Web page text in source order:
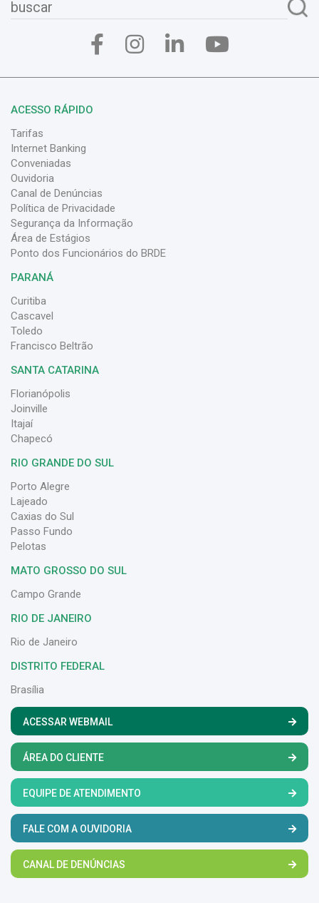
ACESSO RÁPIDO
Tarifas
Internet Banking
Conveniadas
Ouvidoria
Canal de Denúncias
Política de Privacidade
Segurança da Informação
Área de Estágios
Ponto dos Funcionários do BRDE
PARANÁ
Curitiba
Cascavel
Toledo
Francisco Beltrão
SANTA CATARINA
Florianópolis
Joinville
Itajaí
Chapecó
RIO GRANDE DO SUL
Porto Alegre
Lajeado
Caxias do Sul
Passo Fundo
Pelotas
MATO GROSSO DO SUL
Campo Grande
RIO DE JANEIRO
Rio de Janeiro
DISTRITO FEDERAL
Brasília
ACESSAR WEBMAIL
ÁREA DO CLIENTE
EQUIPE DE ATENDIMENTO
FALE COM A OUVIDORIA
CANAL DE DENÚNCIAS